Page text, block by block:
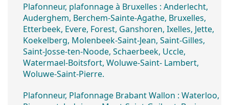
Plafonneur, plafonnageà Bruxelles : Anderlecht,
Auderghem, Berchem-Sainte-Agathe, Bruxelles,
Etterbeek, Evere, Forest, Ganshoren, Ixelles, Jette,
Koekelberg, Molenbeek-Saint-Jean, Saint-Gilles,
Saint-Josse-ten-Noode, Schaerbeek, Uccle,
Watermael-Boitsfort, Woluwe-Saint- Lambert,
Woluwe-Saint-Pierre.
Plafonneur, Plafonnage Brabant Wallon : Waterloo,